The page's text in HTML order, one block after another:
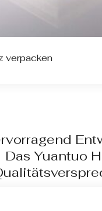
verpacken
Das Yuantuo